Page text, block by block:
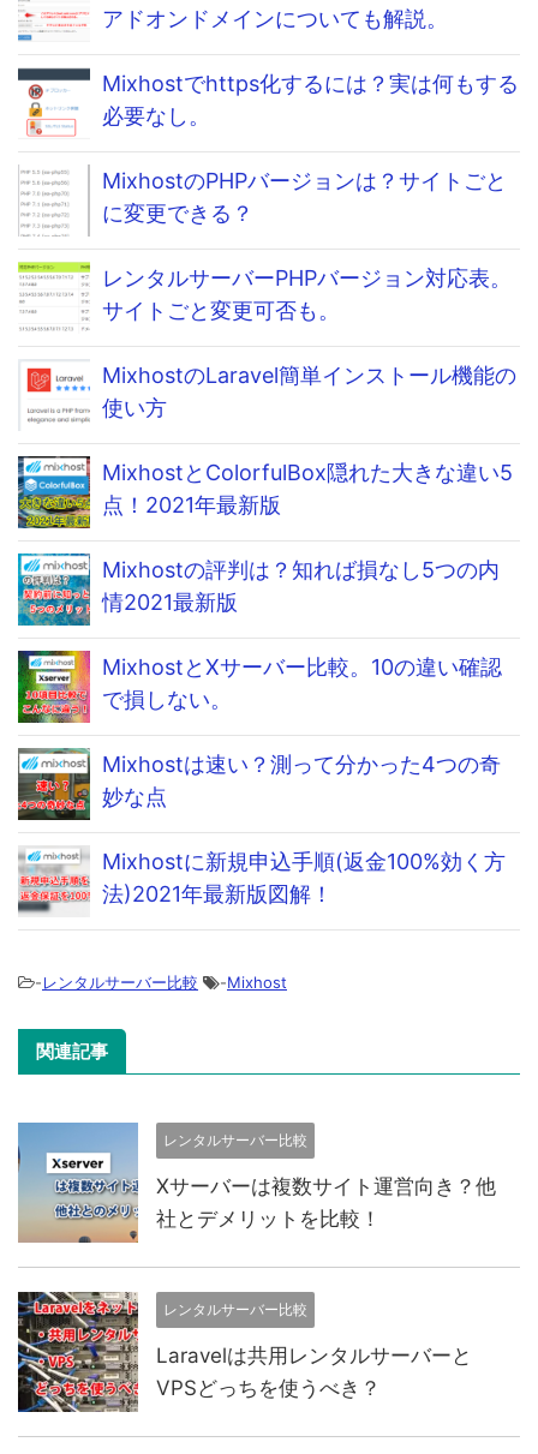
アドオンドメインについても解説。
Mixhostでhttps化するには？実は何もする
必要なし。
MixhostのPHPバージョンは？サイトごと
に変更できる？
レンタルサーバーPHPバージョン対応表。
サイトごと変更可否も。
MixhostのLaravel簡単インストール機能の
使い方
MixhostとColorfulBox隠れた大きな違い5
点！2021年最新版
Mixhostの評判は？知れば損なし5つの内
情2021最新版
MixhostとXサーバー比較。10の違い確認
で損しない。
Mixhostは速い？測って分かった4つの奇
妙な点
Mixhostに新規申込手順(返金100%効く方
法)2021年最新版図解！
-レンタルサーバー比較 -Mixhost
関連記事
レンタルサーバー比較
Xサーバーは複数サイト運営向き？他
社とデメリットを比較！
レンタルサーバー比較
Laravelは共用レンタルサーバーと
VPSどっちを使うべき？